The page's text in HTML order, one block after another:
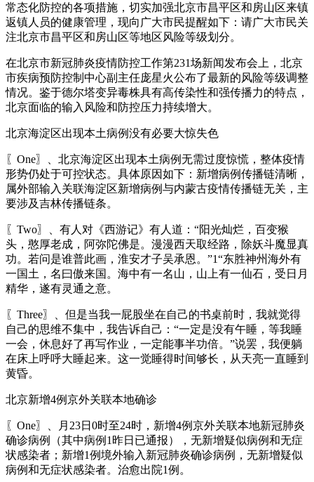
常态化防控的各项措施，切实加强北京市昌平区和房山区来镇
返镇人员的健康管理，现向广大市民提醒如下：请广大市民关
注北京市昌平区和房山区等地区风险等级划分。
在北京市新冠肺炎疫情防控工作第231场新闻发布会上，北京
市疾病预防控制中心副主任庞星火公布了最新的风险等级调整
情况。鉴于德尔塔变异毒株具有高传染性和强传播力的特点，
北京面临的输入风险和防控压力持续增大。
北京海淀区出现本土病例没有必要大惊失色
〖One〗、北京海淀区出现本土病例无需过度惊慌，整体疫情
形势仍处于可控状态。具体原因如下：新增病例传播链清晰，
属外部输入关联海淀区新增病例与内蒙古疫情传播链无关，主
要涉及吉林传播链条。
〖Two〗、有人对《西游记》有人道：“阳光灿烂，百变猴
头，憨厚老成，阿弥陀佛是。漫漫西天取经路，除妖斗魔显真
功。若问是谁普此画，淮安才子吴承恩。”1“东胜神州海外有
一国土，名曰傲来国。海中有一名山，山上有一仙石，受日月
精华，遂有灵通之意。
〖Three〗、但是当我一屁股坐在自己的书桌前时，我就觉得
自己的思维不集中，我告诉自己：“一定是没有午睡，等我睡
一会，休息好了再写作业，一定能事半功倍。”说罢，我便躺
在床上呼呼大睡起来。这一觉睡得时间够长，从天亮一直睡到
黄昏。
北京新增4例京外关联本地确诊
〖One〗、月23日0时至24时，新增4例京外关联本地新冠肺炎
确诊病例（其中病例1昨日已通报），无新增疑似病例和无症
状感染者；新增1例境外输入新冠肺炎确诊病例，无新增疑似
病例和无症状感染者。治愈出院1例。